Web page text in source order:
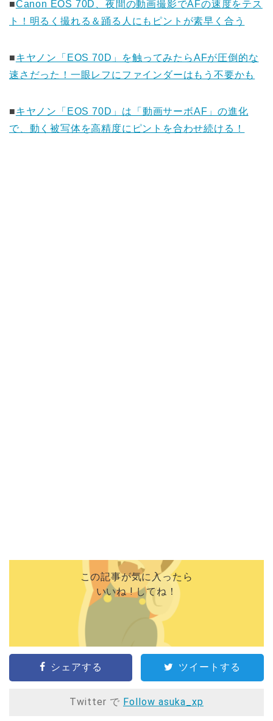
■Canon EOS 70D、夜間の動画撮影でAFの速度をテス
ト！明るく撮れる＆踊る人にもピントが素早く合う
■キヤノン「EOS 70D」を触ってみたらAFが圧倒的な
速さだった！一眼レフにファインダーはもう不要かも
■キヤノン「EOS 70D」は「動画サーボAF」の進化
で、動く被写体を高精度にピントを合わせ続ける！
この記事が気に入ったら
いいね ! してね！
シェアする ツイートする
Twitter で Follow asuka_xp